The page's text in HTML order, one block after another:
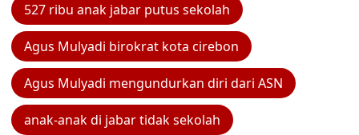
527 ribu anak jabar putus sekolah
Agus Mulyadi birokrat kota cirebon
Agus Mulyadi mengundurkan diri dari ASN
anak-anak di jabar tidak sekolah